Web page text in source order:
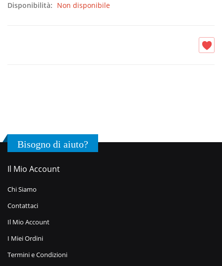
Disponibilità: Non disponibile
Bisogno di aiuto?
Il Mio Account
Chi Siamo
Contattaci
Il Mio Account
I Miei Ordini
Termini e Condizioni